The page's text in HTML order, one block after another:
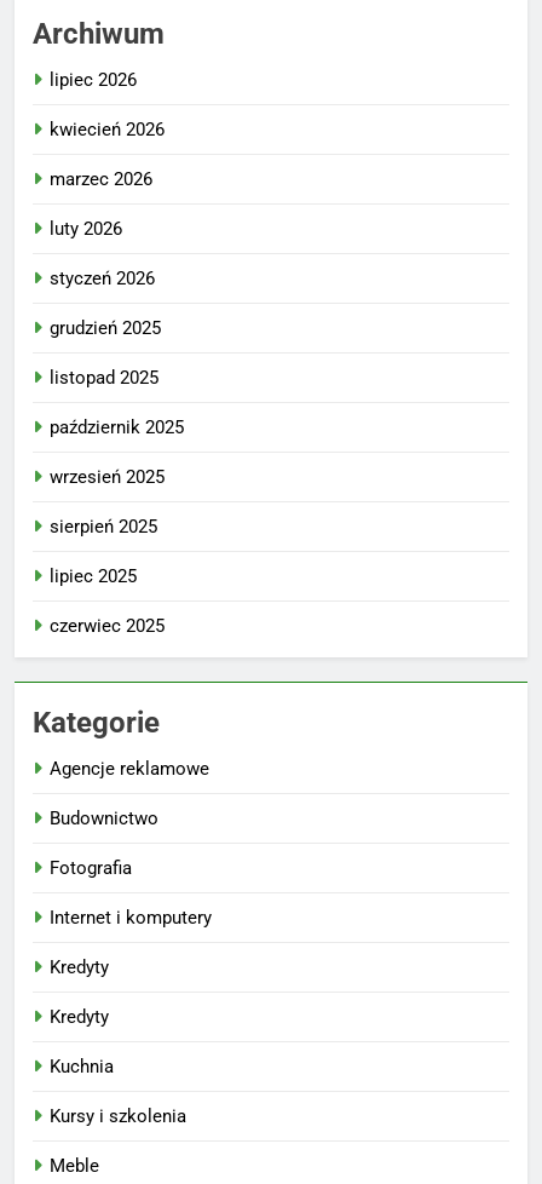
Archiwum
lipiec 2026
kwiecień 2026
marzec 2026
luty 2026
styczeń 2026
grudzień 2025
listopad 2025
październik 2025
wrzesień 2025
sierpień 2025
lipiec 2025
czerwiec 2025
Kategorie
Agencje reklamowe
Budownictwo
Fotografia
Internet i komputery
Kredyty
Kredyty
Kuchnia
Kursy i szkolenia
Meble